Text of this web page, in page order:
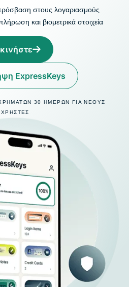
στους λογαριασμούς
και βιομετρικά στοιχεία
ExpressKeys
30 ΗΜΕΡΩΝ ΓΙΑ ΝΕΟΥΣ
ΧΡΗΣΤΕΣ